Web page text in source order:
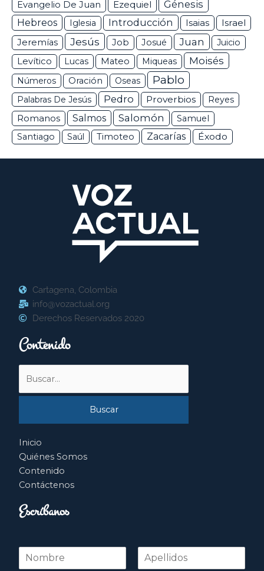
Evangelio De Juan Ezequiel
Génesis
Hebreos
Iglesia Introducción Isaias Israel
Jeremías Jesús Job Josué Juan
Juicio
Levítico
Lucas Mateo Miqueas Moisés
Números Oración Oseas Pablo
Palabras De Jesús Pedro Proverbios Reyes
Romanos Salmos Salomón
Samuel
Santiago
Saúl Timoteo Zacarías Éxodo
Cartagena, Colombia
info@vozactual.org
Derechos Reservados 2020
Contenido
por:
Inicio
Quiénes Somos
Contenido
Contáctenos
Escríbanos
N